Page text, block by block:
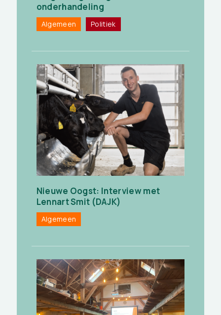
onderhandeling
Algemeen Politiek
Nieuwe Oogst: Interview met
Lennart Smit (DAJK)
Algemeen